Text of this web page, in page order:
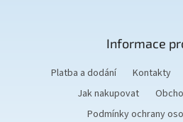
Informace
Platba a dodání Kontakty
Jak nakupovat
Podmínky ochrany